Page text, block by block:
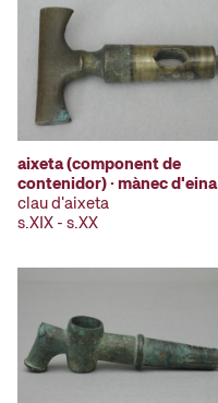
aixeta (component de
contenidor) · mànec d'eina
clau d'aixeta
s.XIX - s.XX